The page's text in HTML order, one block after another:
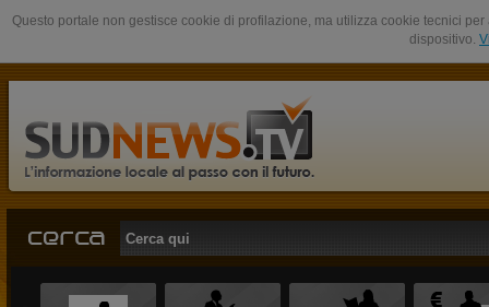
Questo portale non gestisce cookie di profilazione, ma utilizza cookie tecnici
dispositivo.